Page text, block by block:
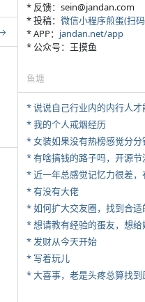
* 反馈：sein@jandan.com
* 投稿： 微信小程序煎蛋(扫
* APP： jandan.net/app
* 公众号：王摸鱼
鱼塘
* 说说自己行业内的内行人
* 我的个人戒烟经历
* 女装如果没有热榜感觉分分
* 近一年总感觉记忆力很差，
* 有没有大佬
* 如何扩大交友圈，找到合适
* 发财从今天开始
* 写着玩儿
* 大喜事，老是头疼总算找到